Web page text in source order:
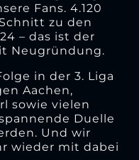
Fans. 4.120
zu den
– das ist der
Neugründung.
in der 3. Liga
Aachen,
sowie vielen
Duelle
Und wir
wieder mit dabei